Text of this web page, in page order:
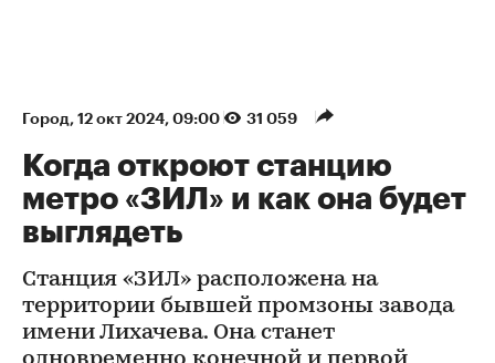
Город⁠, 12 окт 2024, 09:00 31 059
Когда откроют станцию
метро «ЗИЛ» и как она будет
выглядеть
Станция «ЗИЛ» расположена на
территории бывшей промзоны завода
имени Лихачева. Она станет